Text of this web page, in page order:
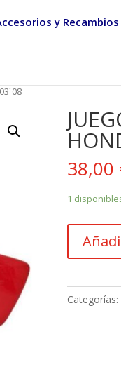
y Recambios
38,00
1
TAPAS
HONDA
Categorías: